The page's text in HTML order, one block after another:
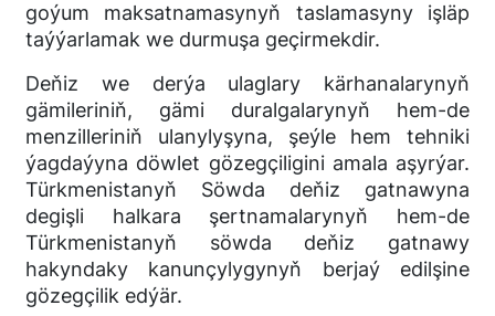
goýum maksatnamasynyň taslamasyny işläp
taýýarlamak we durmuşa geçirmekdir.
Deňiz we derýa ulaglary kärhanalarynyň
gämileriniň, gämi duralgalarynyň hem-de
menzilleriniň ulanylyşyna, şeýle hem tehniki
ýagdaýyna döwlet gözegçiligini amala aşyrýar.
Türkmenistanyň Söwda deňiz gatnawyna
degişli halkara şertnamalarynyň hem-de
Türkmenistanyň söwda deňiz gatnawy
hakyndaky kanunçylygynyň berjaý edilşine
gözegçilik edýär.